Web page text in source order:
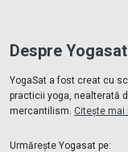
Despre Yogasat
YogaSat a fost creat cu
practicii yoga, nealterată
mercantilism. Citește mai
Urmărește Yogasat pe: